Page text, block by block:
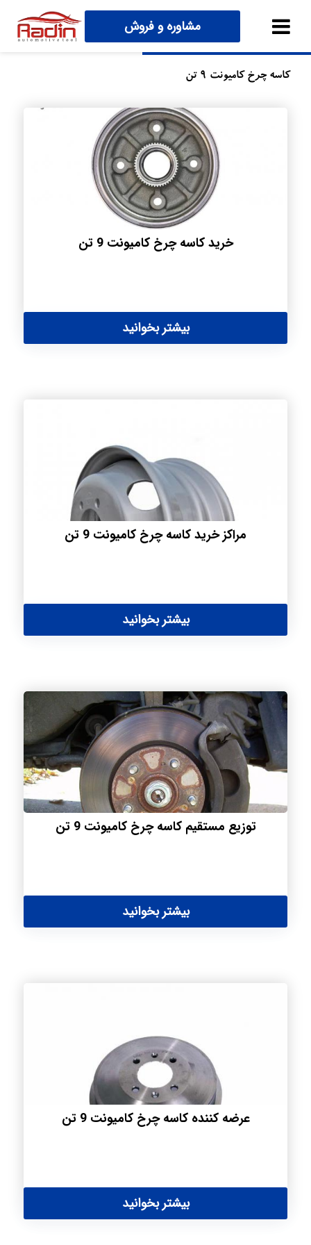
مشاوره و فروش
کاسه چرخ کامیونت 9 تن
خرید کاسه چرخ کامیونت 9 تن
بیشتر بخوانید
مراکز خرید کاسه چرخ کامیونت 9 تن
بیشتر بخوانید
توزیع مستقیم کاسه چرخ کامیونت 9 تن
بیشتر بخوانید
عرضه کننده کاسه چرخ کامیونت 9 تن
بیشتر بخوانید